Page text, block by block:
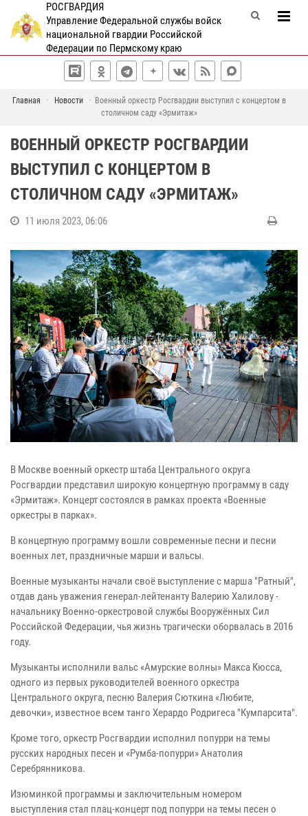
РОСГВАРДИЯ
Управление Федеральной службы войск
национальной гвардии Российской
Федерации по Пермскому краю
Главная Новости
Военный оркестр Росгвардии выступил с концертом в
столичном саду «Эрмитаж»
ВОЕННЫЙ ОРКЕСТР РОСГВАРДИИ
ВЫСТУПИЛ С КОНЦЕРТОМ В
СТОЛИЧНОМ САДУ «ЭРМИТАЖ»
11 июля 2023, 06:06
В Москве военный оркестр штаба Центрального округа
Росгвардии представил широкую концертную программу в саду
«Эрмитаж». Концерт состоялся в рамках проекта «Военные
оркестры в парках».
В концертную программу вошли современные песни и песни
военных лет, праздничные марши и вальсы.
Военные музыканты начали своё выступление с марша "Ратный",
отдав дань уважения генерал-лейтенанту Валерию Халилову -
начальнику Военно-оркестровой службы Вооружённых Сил
Российской Федерации, чья жизнь трагически оборвалась в 2016
году.
Музыканты исполнили вальс «Амурские волны» Макса Кюсса,
одного из первых руководителей военного оркестра
Центрального округа, песню Валерия Сюткина «Любите,
девочки», известное всем танго Херардо Родригеса "Кумпарсита".
Кроме того, оркестр Росгвардии исполнил попурри на темы
русских народных песен и «Румба-попурри» Анатолия
Серебрянникова.
Изюминкой программы и заключительным номером
выступления стал плац-концерт под попурри на темы песен о